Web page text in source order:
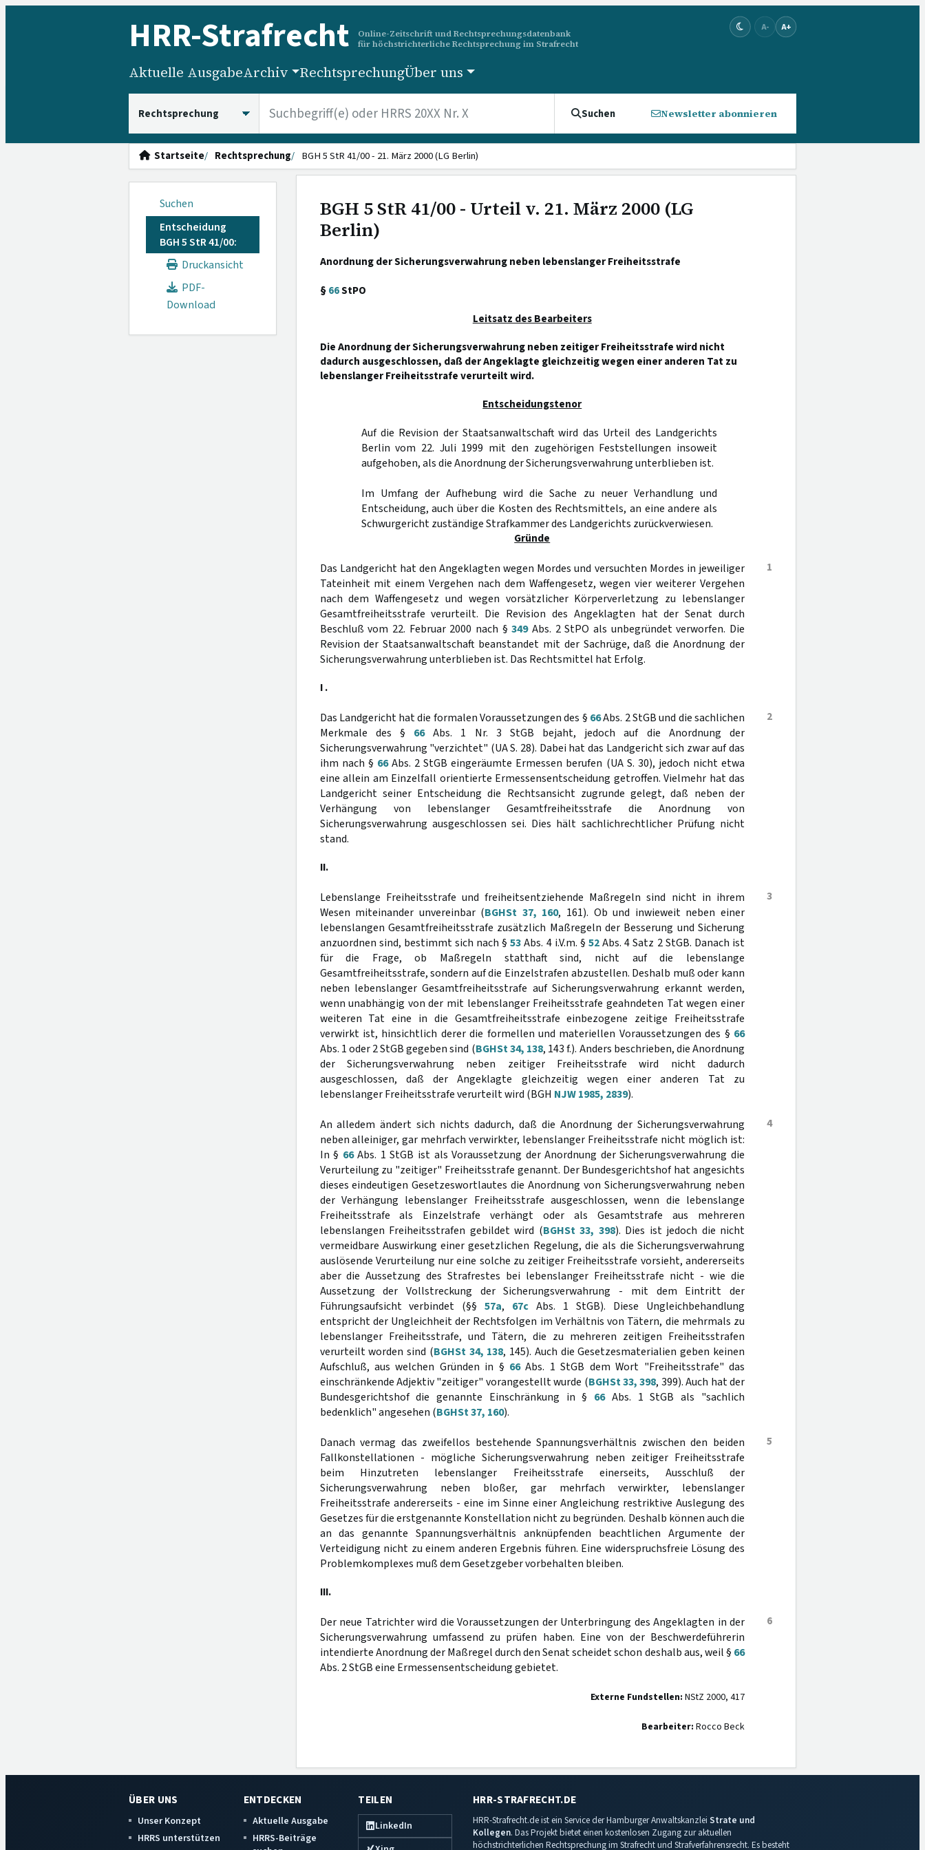
HRR-Strafrecht
Online-Zeitschrift und Rechtsprechungsdatenbank
für höchstrichterliche Rechtsprechung im Strafrecht
A- A+
Aktuelle AusgabeArchiv RechtsprechungÜber uns
Suchen Newsletter abonnieren
Startseite Rechtsprechung BGH 5 StR 41/00 - 21. März 2000 (LG Berlin)
Suchen
Entscheidung
BGH 5 StR 41/00:
Druckansicht
PDF-
Download
BGH 5 StR 41/00 - Urteil v. 21. März 2000 (LG
Berlin)
Anordnung der Sicherungsverwahrung neben lebenslanger Freiheitsstrafe
§66StPO
Leitsatz des Bearbeiters
Die Anordnung der Sicherungsverwahrung neben zeitiger Freiheitsstrafe wird nicht
dadurch ausgeschlossen, daß der Angeklagte gleichzeitig wegen einer anderen Tat zu
lebenslanger Freiheitsstrafe verurteilt wird.
Entscheidungstenor
Auf die Revision der Staatsanwaltschaft wird das Urteil des Landgerichts
Berlin vom 22. Juli 1999 mit den zugehörigen Feststellungen insoweit
aufgehoben, als die Anordnung der Sicherungsverwahrung unterblieben ist.
Im Umfang der Aufhebung wird die Sache zu neuer Verhandlung und
Entscheidung, auch über die Kosten des Rechtsmittels, an eine andere als
Schwurgericht zuständige Strafkammer des Landgerichts zurückverwiesen.
Gründe
1
Das Landgericht hat den Angeklagten wegen Mordes und versuchten Mordes in jeweiliger
Tateinheit mit einem Vergehen nach dem Waffengesetz, wegen vier weiterer Vergehen
nach dem Waffengesetz und wegen vorsätzlicher Körperverletzung zu lebenslanger
Gesamtfreiheitsstrafe verurteilt. Die Revision des Angeklagten hat der Senat durch
Beschluß vom 22. Februar 2000 nach §349Abs. 2 StPO als unbegründet verworfen. Die
Revision der Staatsanwaltschaft beanstandet mit der Sachrüge, daß die Anordnung der
Sicherungsverwahrung unterblieben ist. Das Rechtsmittel hat Erfolg.
I .
2
Das Landgericht hat die formalen Voraussetzungen des § 66Abs. 2 StGB und die sachlichen
Merkmale des § 66Abs. 1 Nr. 3 StGB bejaht, jedoch auf die Anordnung der
Sicherungsverwahrung "verzichtet" (UA S. 28). Dabei hat das Landgericht sich zwar auf das
ihm nach § 66Abs. 2 StGB eingeräumte Ermessen berufen (UA S. 30), jedoch nicht etwa
eine allein am Einzelfall orientierte Ermessensentscheidung getroffen. Vielmehr hat das
Landgericht seiner Entscheidung die Rechtsansicht zugrunde gelegt, daß neben der
Verhängung von lebenslanger Gesamtfreiheitsstrafe die Anordnung von
Sicherungsverwahrung ausgeschlossen sei. Dies hält sachlichrechtlicher Prüfung nicht
stand.
II.
3
Lebenslange Freiheitsstrafe und freiheitsentziehende Maßregeln sind nicht in ihrem
Wesen miteinander unvereinbar (BGHSt 37, 160, 161). Ob und inwieweit neben einer
lebenslangen Gesamtfreiheitsstrafe zusätzlich Maßregeln der Besserung und Sicherung
anzuordnen sind, bestimmt sich nach §53Abs. 4 i.V.m. §52Abs. 4 Satz 2 StGB. Danach ist
für die Frage, ob Maßregeln statthaft sind, nicht auf die lebenslange
Gesamtfreiheitsstrafe, sondern auf die Einzelstrafen abzustellen. Deshalb muß oder kann
neben lebenslanger Gesamtfreiheitsstrafe auf Sicherungsverwahrung erkannt werden,
wenn unabhängig von der mit lebenslanger Freiheitsstrafe geahndeten Tat wegen einer
weiteren Tat eine in die Gesamtfreiheitsstrafe einbezogene zeitige Freiheitsstrafe
verwirkt ist, hinsichtlich derer die formellen und materiellen Voraussetzungen des § 66
Abs. 1 oder 2 StGB gegeben sind (BGHSt 34, 138, 143 f.). Anders beschrieben, die Anordnung
der Sicherungsverwahrung neben zeitiger Freiheitsstrafe wird nicht dadurch
ausgeschlossen, daß der Angeklagte gleichzeitig wegen einer anderen Tat zu
lebenslanger Freiheitsstrafe verurteilt wird (BGH NJW 1985, 2839).
4
An alledem ändert sich nichts dadurch, daß die Anordnung der Sicherungsverwahrung
neben alleiniger, gar mehrfach verwirkter, lebenslanger Freiheitsstrafe nicht möglich ist:
In § 66Abs. 1 StGB ist als Voraussetzung der Anordnung der Sicherungsverwahrung die
Verurteilung zu "zeitiger" Freiheitsstrafe genannt. Der Bundesgerichtshof hat angesichts
dieses eindeutigen Gesetzeswortlautes die Anordnung von Sicherungsverwahrung neben
der Verhängung lebenslanger Freiheitsstrafe ausgeschlossen, wenn die lebenslange
Freiheitsstrafe als Einzelstrafe verhängt oder als Gesamtstrafe aus mehreren
lebenslangen Freiheitsstrafen gebildet wird (BGHSt 33, 398). Dies ist jedoch die nicht
vermeidbare Auswirkung einer gesetzlichen Regelung, die als die Sicherungsverwahrung
auslösende Verurteilung nur eine solche zu zeitiger Freiheitsstrafe vorsieht, andererseits
aber die Aussetzung des Strafrestes bei lebenslanger Freiheitsstrafe nicht - wie die
Aussetzung der Vollstreckung der Sicherungsverwahrung - mit dem Eintritt der
Führungsaufsicht verbindet (§§57a, 67c Abs. 1 StGB). Diese Ungleichbehandlung
entspricht der Ungleichheit der Rechtsfolgen im Verhältnis von Tätern, die mehrmals zu
lebenslanger Freiheitsstrafe, und Tätern, die zu mehreren zeitigen Freiheitsstrafen
verurteilt worden sind (BGHSt 34, 138, 145). Auch die Gesetzesmaterialien geben keinen
Aufschluß, aus welchen Gründen in § 66Abs. 1 StGB dem Wort "Freiheitsstrafe" das
einschränkende Adjektiv "zeitiger" vorangestellt wurde (BGHSt 33, 398, 399). Auch hat der
Bundesgerichtshof die genannte Einschränkung in § 66Abs. 1 StGB als "sachlich
bedenklich" angesehen (BGHSt 37, 160).
5
Danach vermag das zweifellos bestehende Spannungsverhältnis zwischen den beiden
Fallkonstellationen - mögliche Sicherungsverwahrung neben zeitiger Freiheitsstrafe
beim Hinzutreten lebenslanger Freiheitsstrafe einerseits, Ausschluß der
Sicherungsverwahrung neben bloßer, gar mehrfach verwirkter, lebenslanger
Freiheitsstrafe andererseits - eine im Sinne einer Angleichung restriktive Auslegung des
Gesetzes für die erstgenannte Konstellation nicht zu begründen. Deshalb können auch die
an das genannte Spannungsverhältnis anknüpfenden beachtlichen Argumente der
Verteidigung nicht zu einem anderen Ergebnis führen. Eine widerspruchsfreie Lösung des
Problemkomplexes muß dem Gesetzgeber vorbehalten bleiben.
III.
6
Der neue Tatrichter wird die Voraussetzungen der Unterbringung des Angeklagten in der
Sicherungsverwahrung umfassend zu prüfen haben. Eine von der Beschwerdeführerin
intendierte Anordnung der Maßregel durch den Senat scheidet schon deshalb aus, weil § 66
Abs. 2 StGB eine Ermessensentscheidung gebietet.
Externe Fundstellen: NStZ 2000, 417
Bearbeiter: Rocco Beck
ÜBER UNS
Unser Konzept
HRRS unterstützen
ENTDECKEN
Aktuelle Ausgabe
HRRS-Beiträge
TEILEN
LinkedIn
HRR-STRAFRECHT.DE
HRR-Strafrecht.de ist ein Service der Hamburger Anwaltskanzlei Strate und
Kollegen. Das Projekt bietet einen kostenlosen Zugang zur aktuellen
höchstrichterlichen Rechtsprechung im Strafrecht und Strafverfahrensrecht. Es besteht